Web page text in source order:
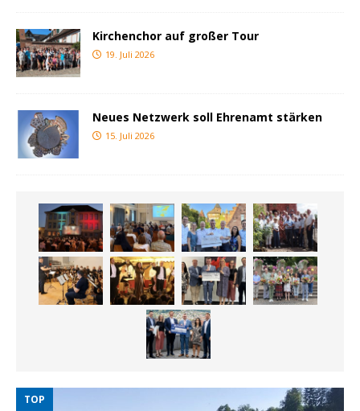
Kirchenchor auf großer Tour
19. Juli 2026
Neues Netzwerk soll Ehrenamt stärken
15. Juli 2026
TOP